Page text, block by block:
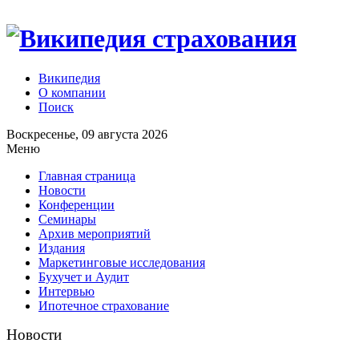
Википедия
О компании
Поиск
Воскресенье, 09 августа 2026
Меню
Главная страница
Новости
Конференции
Семинары
Архив мероприятий
Издания
Маркетинговые исследования
Бухучет и Аудит
Интервью
Ипотечное страхование
Новости